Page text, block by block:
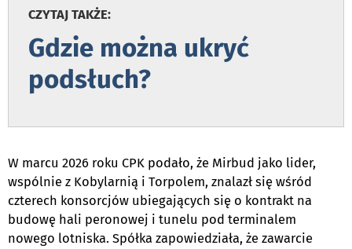
CZYTAJ TAKŻE:
Gdzie można ukryć
podsłuch?
W marcu 2026 roku CPK podało, że Mirbud jako lider,
wspólnie z Kobylarnią i Torpolem, znalazł się wśród
czterech konsorcjów ubiegających się o kontrakt na
budowę hali peronowej i tunelu pod terminalem
nowego lotniska. Spółka zapowiedziała, że zawarcie